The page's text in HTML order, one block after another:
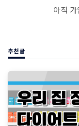
아직
추천글